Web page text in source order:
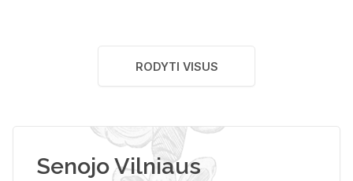
RODYTI VISUS
Senojo Vilniaus